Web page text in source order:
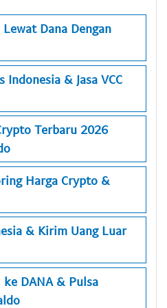
Dana Dengan
Indonesia & Jasa VCC
Terbaru 2026
Harga Crypto &
& Kirim Uang Luar
ke DANA & Pulsa